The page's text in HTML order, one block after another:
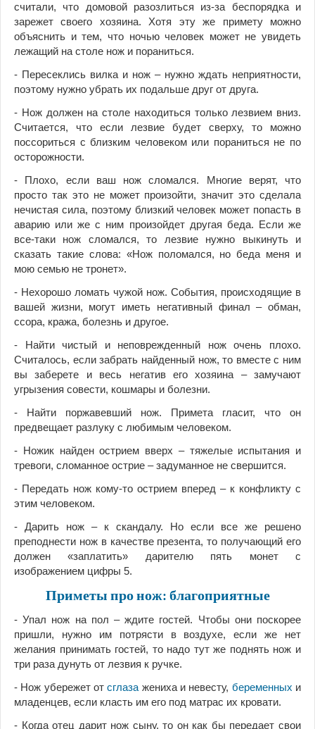
считали, что домовой разозлиться из-за беспорядка и
зарежет своего хозяина. Хотя эту же примету можно
объяснить и тем, что ночью человек может не увидеть
лежащий на столе нож и пораниться.
- Пересеклись вилка и нож – нужно ждать неприятности,
поэтому нужно убрать их подальше друг от друга.
- Нож должен на столе находиться только лезвием вниз.
Считается, что если лезвие будет сверху, то можно
поссориться с близким человеком или пораниться не по
осторожности.
- Плохо, если ваш нож сломался. Многие верят, что
просто так это не может произойти, значит это сделала
нечистая сила, поэтому близкий человек может попасть в
аварию или же с ним произойдет другая беда. Если же
все-таки нож сломался, то лезвие нужно выкинуть и
сказать такие слова: «Нож поломался, но беда меня и
мою семью не тронет».
- Нехорошо ломать чужой нож. События, происходящие в
вашей жизни, могут иметь негативный финал – обман,
ссора, кража, болезнь и другое.
- Найти чистый и неповрежденный нож очень плохо.
Считалось, если забрать найденный нож, то вместе с ним
вы заберете и весь негатив его хозяина – замучают
угрызения совести, кошмары и болезни.
- Найти поржавевший нож. Примета гласит, что он
предвещает разлуку с любимым человеком.
- Ножик найден острием вверх – тяжелые испытания и
тревоги, сломанное острие – задуманное не свершится.
- Передать нож кому-то острием вперед – к конфликту с
этим человеком.
- Дарить нож – к скандалу. Но если все же решено
преподнести нож в качестве презента, то получающий его
должен «заплатить» дарителю пять монет с
изображением цифры 5.
Приметы про нож: благоприятные
- Упал нож на пол – ждите гостей. Чтобы они поскорее
пришли, нужно им потрясти в воздухе, если же нет
желания принимать гостей, то надо тут же поднять нож и
три раза дунуть от лезвия к ручке.
- Нож убережет отсглаза жениха и невесту, беременных и
младенцев, если класть им его под матрас их кровати.
- Когда отец дарит нож сыну, то он как бы передает свои